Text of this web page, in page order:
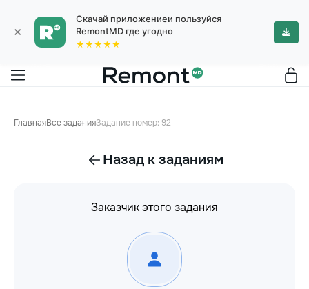
×
Скачай приложениеи пользуйся
RemontMD где угодно
★★★★★
ГлавнаяВсе заданияЗадание номер: 92
Назад к заданиям
Заказчик этого задания